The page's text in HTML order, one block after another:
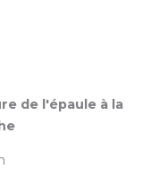
de l'épaule à la